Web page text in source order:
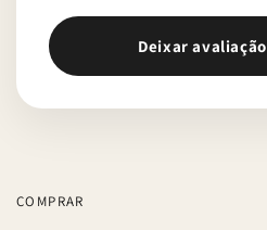
Deixar
COMPRAR